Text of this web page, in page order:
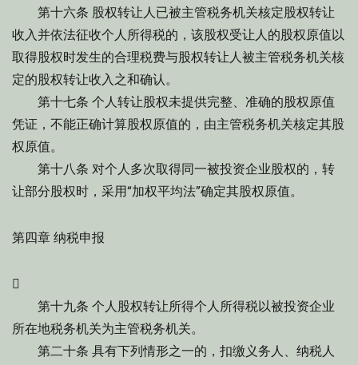
第十六条 股权转让人已被主管税务机关核定股权转让
收入并依法征收个人所得税的，该股权受让人的股权原值以
取得股权时发生的合理税费与股权转让人被主管税务机关核
定的股权转让收入之和确认。
第十七条 个人转让股权未提供完整、准确的股权原值
凭证，不能正确计算股权原值的，由主管税务机关核定其股
权原值。
第十八条 对个人多次取得同一被投资企业股权的，转
让部分股权时，采用“加权平均法”确定其股权原值。
第四章 纳税申报

第十九条 个人股权转让所得个人所得税以被投资企业
所在地税务机关为主管税务机关。
第二十条 具有下列情形之一的，扣缴义务人、纳税人